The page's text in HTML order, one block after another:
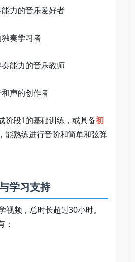
力的音乐爱好者
奏学习者
能力的音乐教师
声的创作者
阶段1的基础训练，或具备初
，能熟练进行音阶和简单和弦弹
学习支持
视频，总时长超过30小时。
：